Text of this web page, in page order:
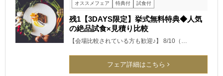
オススメフェア 特典付 試食付
残1【3DAYS限定】挙式無料特典◆人気
の絶品試食×見積り比較
【会場比較されている方も歓迎♪】 8/10（…
フェア詳細はこちら